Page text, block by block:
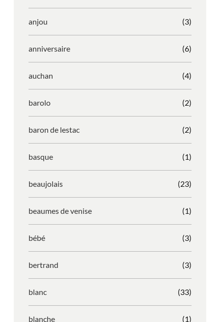
anjou (3)
anniversaire (6)
auchan (4)
barolo (2)
baron de lestac (2)
basque (1)
beaujolais (23)
beaumes de venise (1)
bébé (3)
bertrand (3)
blanc (33)
blanche (1)